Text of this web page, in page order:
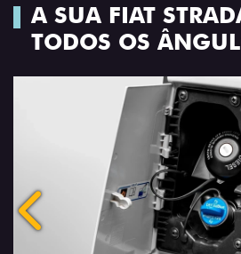
A SUA FIAT
TODOS OS
Anterior